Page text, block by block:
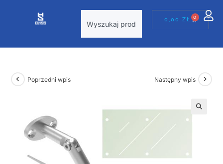
0,00ZŁ 0
Poprzedni wpis Następny wpis